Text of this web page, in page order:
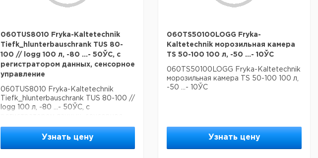
060TUS8010 Fryka-Kaltetechnik
Tiefk_hlunterbauschrank TUS 80-
100 // logg 100 л, -80 ...- 50ЎC, с
регистратором данных, сенсорное
управление
060TUS8010 Fryka-Kaltetechnik
Tiefk_hlunterbauschrank TUS 80-100 //
logg 100 л, -80 ...- 50ЎC, с
Узнать цену
060TS50100LOGG Fryka-
Kaltetechnik морозильная камера
TS 50-100 100 л, -50 ...- 10ЎC
060TS50100LOGG Fryka-Kaltetechnik
морозильная камера TS 50-100 100 л,
-50 ...- 10ЎC
Узнать цену